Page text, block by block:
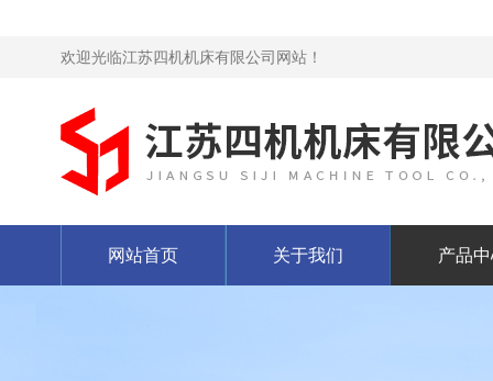
欢迎光临江苏四机机床有限公司网站！
网站首页 关于我们 产品